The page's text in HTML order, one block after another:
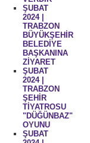
ŞUBAT
2024 |
TRABZON
BÜYÜKŞEHİR
BELEDİYE
BAŞKANINA
ZİYARET
ŞUBAT
2024 |
TRABZON
ŞEHİR
TİYATROSU
"DÜĞÜNBAZ"
OYUNU
ŞUBAT